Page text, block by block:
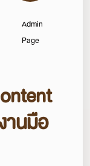
Admin
Page
านมือ